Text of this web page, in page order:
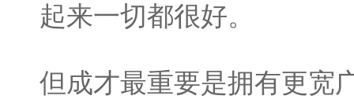
起来一切都很好。
但成才最重要是拥有更宽